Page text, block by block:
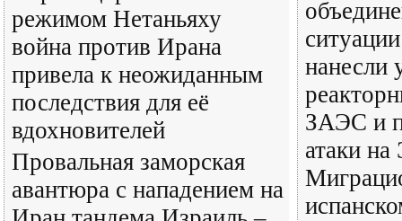
режимом Нетаньяху
война против Ирана
привела к неожиданным
последствия для её
вдохновителей
Провальная заморская
авантюра с нападением на
нанесли
ЗАЭС и
атаки на